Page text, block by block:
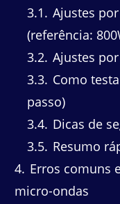
3.1
Ajustes
(referência:
3.2 Ajustes
3.3 Como
passo)
3.4 Dicas de
3.5 Resumo
4 Erros comuns
micro-ondas